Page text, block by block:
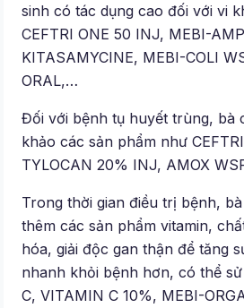
sinh có tác dụng cao đối với vi
CEFTRI ONE 50 INJ, MEBI-
KITASAMYCINE, MEBI-COLI
ORAL,…
Đối với bệnh tụ huyết trùng, bà
khảo các sản phẩm như
TYLOCAN 20% INJ, AMOX
Trong thời gian điều trị bệnh,
thêm các sản phẩm vitamin,
hóa, giải độc gan thận để tăng
nhanh khỏi bệnh hơn, có thể sử
C, VITAMIN C 10%, MEBI-